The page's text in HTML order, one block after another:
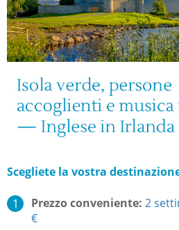
Scegliete la vostra
Prezzo conveniente: 2
€